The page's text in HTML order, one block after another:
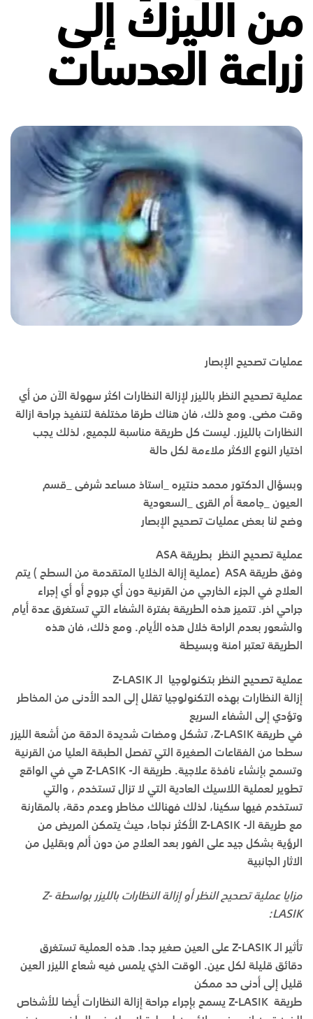
من الليزك إلى
زراعة العدسات
عمليات تصحيح الإبصار
عملية تصحيح النظر بالليزر لإزالة النظارات اكثر سهولة الآن من أي
وقت مضى. ومع ذلك، فان هناك طرقا مختلفة لتنفيذ جراحة ازالة
النظارات بالليزر. ليست كل طريقة مناسبة للجميع، لذلك يجب
اختيار النوع الاكثر ملاءمة لكل حالة
وبسؤال الدكتور محمد حنتيره _استاذ مساعد شرفى _قسم
العيون _جامعة أم القرى _السعودية
وضح لنا بعض عمليات تصحيح الإبصار
عملية تصحيح النظر بطريقة ASA
وفق طريقة ASA (عملية إزالة الخلايا المتقدمة من السطح ) يتم
العلاج في الجزء الخارجي من القرنية دون أي جروح أو أي إجراء
جراحي اخر. تتميز هذه الطريقة بفترة الشفاء التي تستغرق عدة أيام
والشعور بعدم الراحة خلال هذه الأيام. ومع ذلك، فان هذه
الطريقة تعتبر امنة وبسيطة
عملية تصحيح النظر بتكنولوجيا الـ Z-LASIK
إزالة النظارات بهذه التكنولوجيا تقلل إلى الحد الأدنى من المخاطر
وتؤدي إلى الشفاء السريع
في طريقة Z-LASIK، تشكل ومضات شديدة الدقة من أشعة الليزر
سطحا من الفقاعات الصغيرة التي تفصل الطبقة العليا من القرنية
وتسمح بإنشاء نافذة علاجية. طريقة الـ- Z-LASIK هي في الواقع
تطوير لعملية اللاسيك العادية التي لا تزال تستخدم ، والتي
تستخدم فيها سكينا، لذلك فهنالك مخاطر وعدم دقة، بالمقارنة
مع طريقة الـ- Z-LASIK الأكثر نجاحا، حيث يتمكن المريض من
الرؤية بشكل جيد على الفور بعد العلاج من دون ألم وبقليل من
الاثار الجانبية
مزايا عملية تصحيح النظر أو إزالة النظارات بالليزر بواسطة Z-
LASIK:
تأثير الـ Z-LASIK على العين صغير جدا. هذه العملية تستغرق
دقائق قليلة لكل عين. الوقت الذي يلمس فيه شعاع الليزر العين
قليل إلى أدنى حد ممكن
طريقة Z-LASIK يسمح بإجراء جراحة إزالة النظارات أيضا للأشخاص